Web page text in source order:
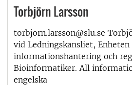
Torbjörn Larsson
torbjorn.larsson@slu.se
vid Ledningskansliet,
informationshantering och
Bioinformatiker. All
engelska